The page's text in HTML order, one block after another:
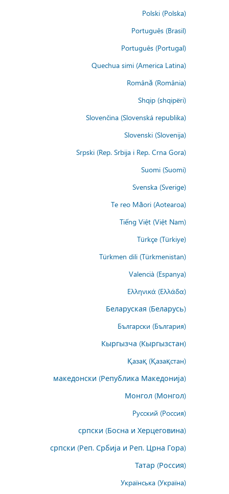
Polski (Polska)
Português (Brasil)
Português (Portugal)
Quechua simi (America Latina)
Română (România)
Shqip (shqipëri)
Slovenčina (Slovenská republika)
Slovenski (Slovenija)
Srpski (Rep. Srbija i Rep. Crna Gora)
Suomi (Suomi)
Svenska (Sverige)
Te reo Māori (Aotearoa)
Tiếng Việt (Việt Nam)
Türkçe (Türkiye)
Türkmen dili (Türkmenistan)
Valencià (Espanya)
Ελληνικά (Ελλάδα)
Беларуская (Беларусь)
Български (България)
Кыргызча (Кыргызстан)
Қазақ (Қазақстан)
македонски (Република Македонија)
Монгол (Монгол)
Русский (Россия)
српски (Босна и Херцеговина)
српски (Реп. Србија и Реп. Црна Гора)
Татар (Россия)
Українська (Україна)